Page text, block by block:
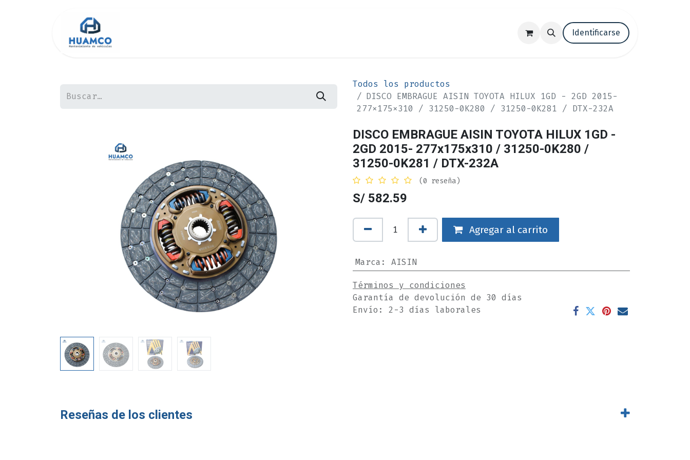
Trabaja con nosotros Blog
Identificarse
Todos los productos
DISCO EMBRAGUE AISIN TOYOTA HILUX 1GD - 2GD 2015-
277x175x310 / 31250-0K280 / 31250-0K281 / DTX-232A
DISCO EMBRAGUE AISIN TOYOTA HILUX 1GD -
2GD 2015- 277x175x310 / 31250-0K280 /
31250-0K281 / DTX-232A
(0 reseña)
S/ 582.59
Agregar al carrito
Marca : AISIN
Términos y condiciones
Garantía de devolución de 30 días
Envío: 2-3 días laborales
Reseñas de los clientes